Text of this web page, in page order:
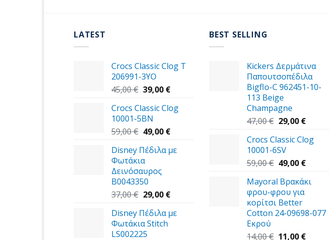
LATEST
Crocs Classic Clog T
206991-3YΟ
45,00€ Original
was:
45,00 €.
39,00 €Η
τιμή
39,00 €.
Crocs Classic Clog
10001-5BN
59,00€ Original
was:
59,00 €.
49,00 €Η
τιμή
Disney Πέδιλα με
Φωτάκια
Δεινόσαυρος
B0043350
37,00€ Original
was:
37,00 €.
29,00 €Η
τιμή
Disney Πέδιλα με
Φωτάκια Stitch
LS002225
BEST SELLING
Kickers Δερμάτινα
Παπουτσοπέδιλα
Bigflo-C 962451-10-
113 Beige
Champagne
47,00€ Original
was:
47,00 €.
29,00 €Η
τιμή
29,00 €.
Crocs Classic Clog
10001-6SV
59,00€ Original
was:
59,00 €.
49,00 €Η
τιμή
Mayoral Βρακάκι
φρου-φρου για
κορίτσι Better
Cotton 24-09698-077
Εκρού
14,00€ Original
11,00 €Η